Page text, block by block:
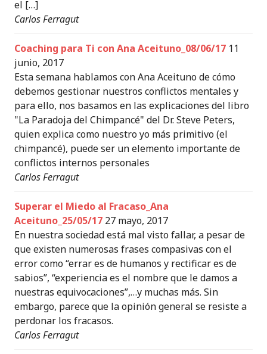
el […]
Carlos Ferragut
Coaching para Ti con Ana Aceituno_08/06/17 11
junio, 2017
Esta semana hablamos con Ana Aceituno de cómo
debemos gestionar nuestros conflictos mentales y
para ello, nos basamos en las explicaciones del libro
"La Paradoja del Chimpancé" del Dr. Steve Peters,
quien explica como nuestro yo más primitivo (el
chimpancé), puede ser un elemento importante de
conflictos internos personales
Carlos Ferragut
Superar el Miedo al Fracaso_Ana
Aceituno_25/05/17 27 mayo, 2017
En nuestra sociedad está mal visto fallar, a pesar de
que existen numerosas frases compasivas con el
error como “errar es de humanos y rectificar es de
sabios”, “experiencia es el nombre que le damos a
nuestras equivocaciones”,…y muchas más. Sin
embargo, parece que la opinión general se resiste a
perdonar los fracasos.
Carlos Ferragut